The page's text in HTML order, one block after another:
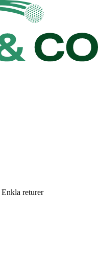
Enkla returer